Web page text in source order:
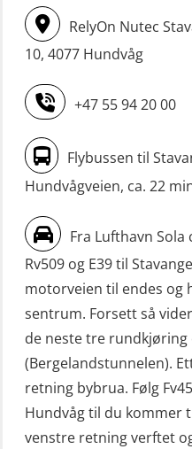
m/E-læring
Livbåtfører fritt
Livbåtfører
FF1200
Livbåtfører
FF1200
Livbåtfører
FF48 og
Livbåtfører
Konvensjonell
Livbåtfører
grunnleggende
Livbåtfører
(OSE1361)
STCW
(MBS125)
Sikkerhetskurs
oppdrettsanlegg
Sjøfolk med
(MBS1191)
VHF / SRC 2
Videregående
for
RelyOn Nutec
10, 4077 Hundvåg
+47 55 94 20 00
Flybussen til
Hundvågveien, ca. 22
Fra Lufthavn
Rv509 og E39 til
motorveien til endes og
sentrum. Forsett så
de neste tre
(Bergelandstunnelen).
retning bybrua. Følg
Hundvåg til du kommer
venstre retning verftet